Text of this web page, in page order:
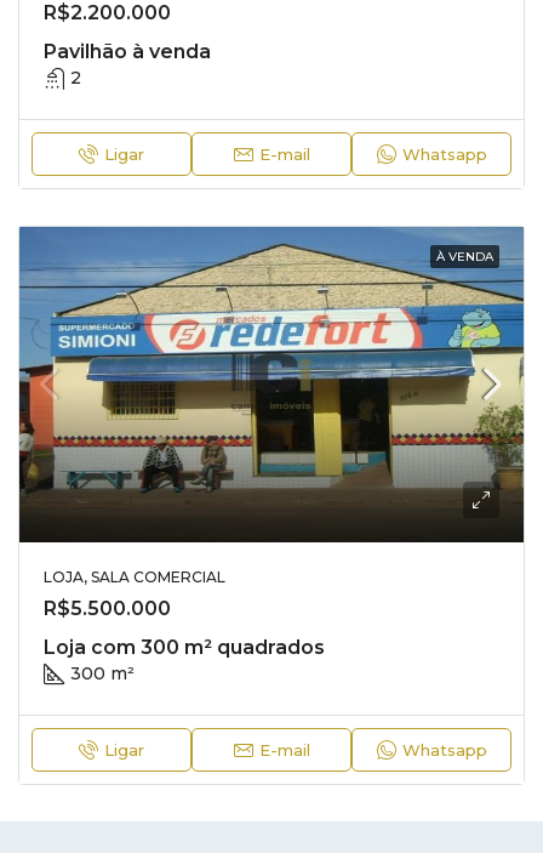
R$2.200.000
Pavilhão à venda
2
Ligar E-mail Whatsapp
À VENDA
LOJA, SALA COMERCIAL
R$5.500.000
Loja com 300 m² quadrados
300 m²
Ligar E-mail Whatsapp